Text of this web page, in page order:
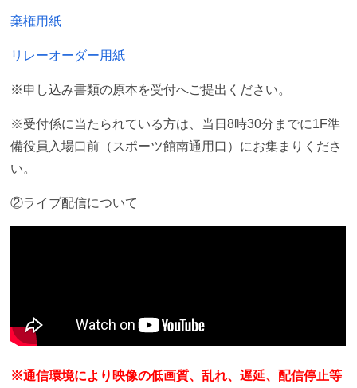
棄権用紙
リレーオーダー用紙
※申し込み書類の原本を受付へご提出ください。
※受付係に当たられている方は、当日8時30分までに1F準
備役員入場口前（スポーツ館南通用口）にお集まりくださ
い。
②ライブ配信について
※通信環境により映像の低画質、乱れ、遅延、配信停止等